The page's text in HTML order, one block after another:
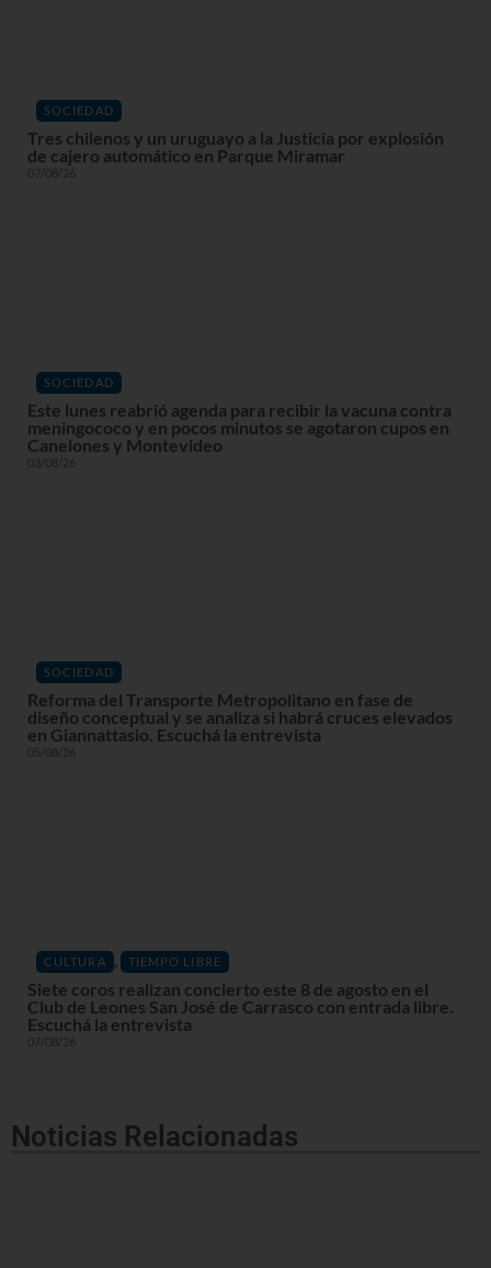
SOCIEDAD
Tres chilenos y un uruguayo a la Justicia por explosión
de cajero automático en Parque Miramar
07/08/26
SOCIEDAD
Este lunes reabrió agenda para recibir la vacuna contra
meningococo y en pocos minutos se agotaron cupos en
Canelones y Montevideo
03/08/26
SOCIEDAD
Reforma del Transporte Metropolitano en fase de
diseño conceptual y se analiza si habrá cruces elevados
en Giannattasio. Escuchá la entrevista
05/08/26
CULTURA , TIEMPO LIBRE
Siete coros realizan concierto este 8 de agosto en el
Club de Leones San José de Carrasco con entrada libre.
Escuchá la entrevista
07/08/26
Noticias Relacionadas